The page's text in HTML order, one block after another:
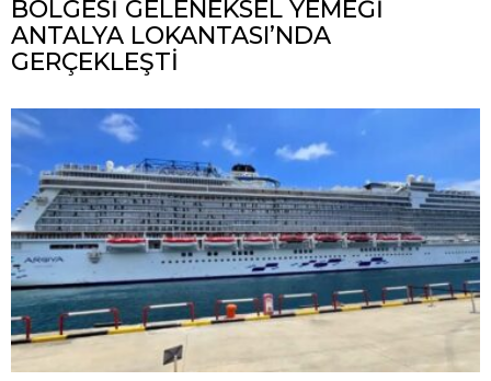
BÖLGESİ GELENEKSEL YEMEĞİ
ANTALYA LOKANTASI’NDA
GERÇEKLEŞTİ